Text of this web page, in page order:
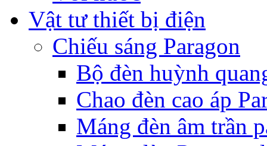
Vật tư thiết bị điện
Chiếu sáng Paragon
Bộ đèn huỳnh
Chao đèn cao áp
Máng đèn âm trần